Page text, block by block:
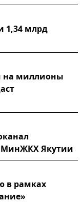
1,34 млрд
на миллионы
МинЖКХ Якутии
в рамках